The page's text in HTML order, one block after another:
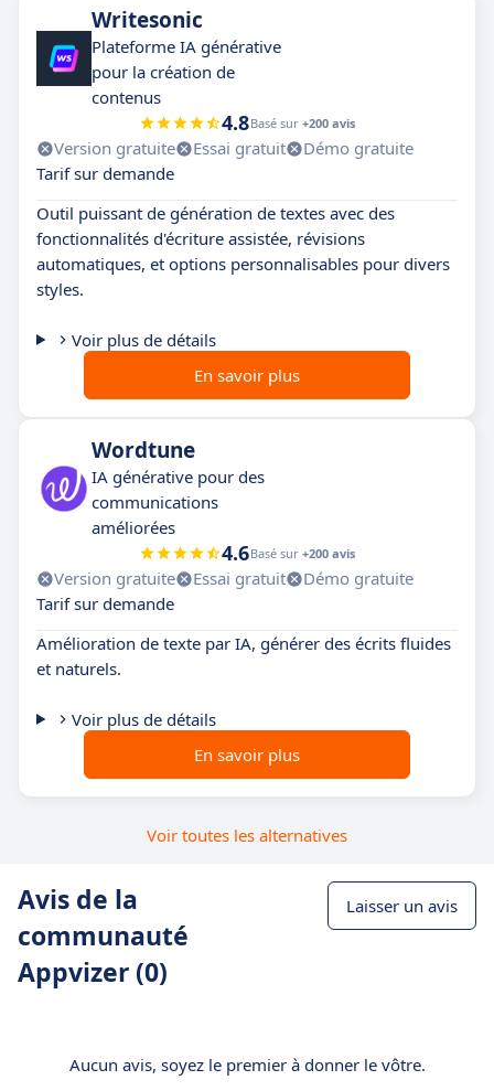
Writesonic
Plateforme IA générative
pour la création de
contenus
4.8Basé sur +200 avis
Version gratuite Essai gratuit
Démo gratuite
Tarif sur demande
Outil puissant de génération de textes avec des
fonctionnalités d'écriture assistée, révisions
automatiques, et options personnalisables pour divers
styles.
Voir plus de détails
En savoir plus
Wordtune
IA générative pour des
communications
améliorées
4.6Basé sur +200 avis
Version gratuite Essai gratuit
Démo gratuite
Tarif sur demande
Amélioration de texte par IA, générer des écrits fluides
et naturels.
Voir plus de détails
En savoir plus
Voir toutes les alternatives
Avis de la
communauté
Appvizer (0)
Laisser un avis
Aucun avis, soyez le premier à donner le vôtre.